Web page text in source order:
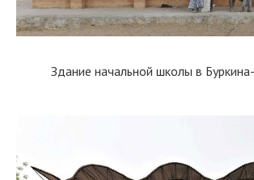
Здание начальной школы в